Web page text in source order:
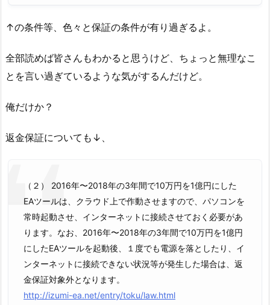
↑の条件等、色々と保証の条件が有り過ぎるよ。
全部読めば皆さんもわかると思うけど、ちょっと無理なこ
とを言い過ぎているような気がするんだけど。
俺だけか？
返金保証についても↓、
（２） 2016年〜2018年の3年間で10万円を1億円にした
EAツールは、クラウド上で作動させますので、パソコンを
常時起動させ、インターネットに接続させておく必要があ
ります。なお、2016年〜2018年の3年間で10万円を1億円
にしたEAツールを起動後、１度でも電源を落としたり、イ
ンターネットに接続できない状況等が発生した場合は、返
金保証対象外となります。
http://izumi-ea.net/entry/toku/law.html